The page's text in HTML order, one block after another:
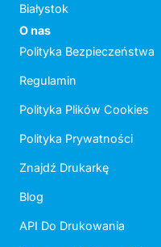
Białystok
O nas
Polityka Bezpieczeństwa
Regulamin
Polityka Plików Cookies
Polityka Prywatności
Znajdź Drukarkę
Blog
API Do Drukowania